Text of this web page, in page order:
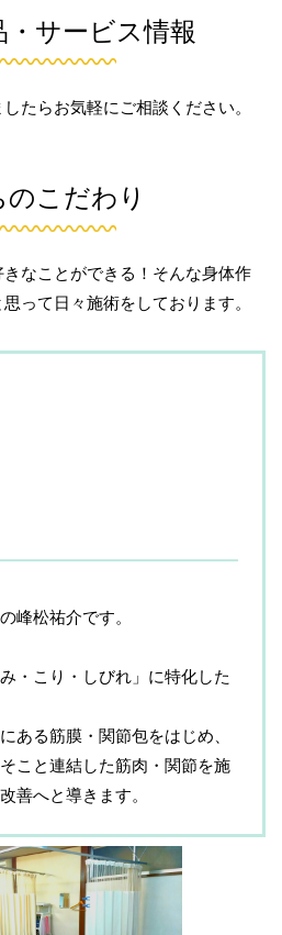
・サービス情報
たらお気軽にご相談ください。
こだわり
なことができる！そんな身体作
って日々施術をしております。
峰松祐介です。
・こり・しびれ」に特化した
ある筋膜・関節包をはじめ、
こと連結した筋肉・関節を施
善へと導きます。